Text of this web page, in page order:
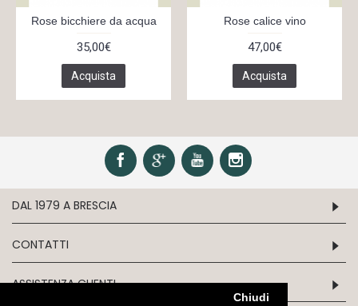
Chiudi
Rose bicchiere da acqua
35,00€
Acquista
Rose calice vino
47,00€
Acquista
DAL 1979 A BRESCIA
CONTATTI
ASSISTENZA CLIENTI